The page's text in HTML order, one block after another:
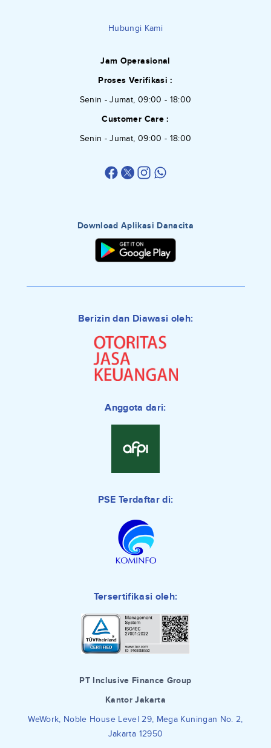
Hubungi Kami
Jam Operasional
Proses Verifikasi :
Senin - Jumat, 09:00 - 18:00
Customer Care :
Senin - Jumat, 09:00 - 18:00
Download Aplikasi Danacita
Berizin dan Diawasi oleh:
Anggota dari:
PSE Terdaftar di:
Tersertifikasi oleh:
PT Inclusive Finance Group
Kantor Jakarta
WeWork, Noble House Level 29, Mega Kuningan No. 2,
Jakarta 12950